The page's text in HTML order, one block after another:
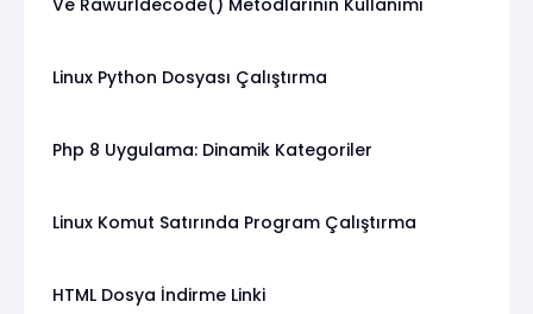
Linux Python Dosyası Çalıştırma
Php 8 Uygulama: Dinamik Kategoriler
Linux Komut Satırında Program Çalıştırma
HTML Dosya İndirme Linki